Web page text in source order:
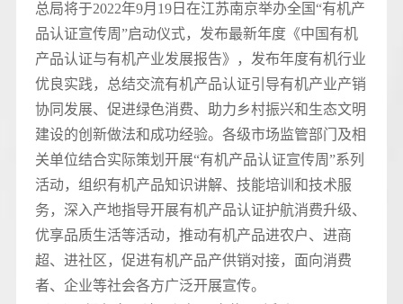
总局将于2022年9月19日在江苏南京举办全国“有机产
品认证宣传周”启动仪式，发布最新年度《中国有机
产品认证与有机产业发展报告》，发布年度有机行业
优良实践，总结交流有机产品认证引导有机产业产销
协同发展、促进绿色消费、助力乡村振兴和生态文明
建设的创新做法和成功经验。各级市场监管部门及相
关单位结合实际策划开展“有机产品认证宣传周”系列
活动，组织有机产品知识讲解、技能培训和技术服
务，深入产地指导开展有机产品认证护航消费升级、
优享品质生活等活动，推动有机产品进农户、进商
超、进社区，促进有机产品产供销对接，面向消费
者、企业等社会各方广泛开展宣传。